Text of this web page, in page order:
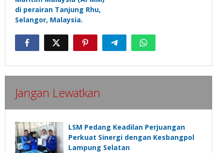
di perairan Tanjung Rhu,
Selangor, Malaysia.
Jangan Lewatkan
LSM Pedang Keadilan Perjuangan
Perkuat Sinergi dengan Kesbangpol
Lampung Selatan